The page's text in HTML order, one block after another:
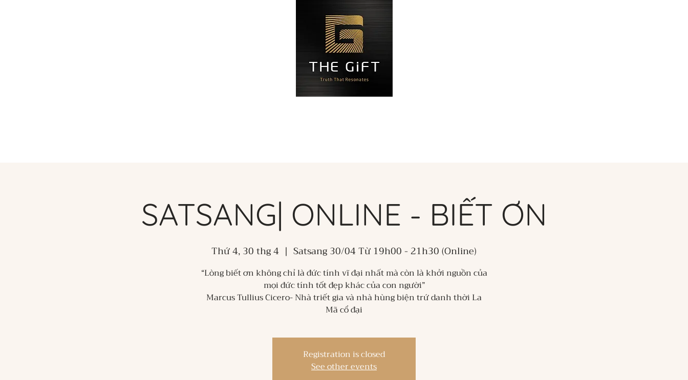
SATSANG| ONLINE - BIẾT ƠN
Thứ 4, 30 thg 4
  |
Satsang 30/04 Từ 19h00 - 21h30 (Online)
“Lòng biết ơn không chỉ là đức tính vĩ đại nhất mà còn là khởi nguồn của
mọi đức tính tốt đẹp khác của con người”
Marcus Tullius Cicero- Nhà triết gia và nhà hùng biện trứ danh thời La
Registration is closed
See other events